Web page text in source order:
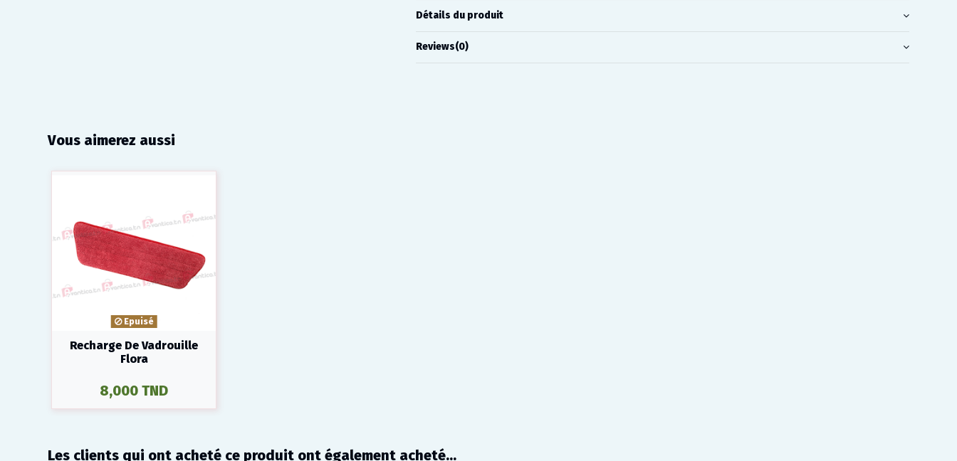
Détails du produit
Reviews(0)
Vous aimerez aussi
Epuisé
Recharge De Vadrouille
Flora
8,000 TND
Les clients qui ont acheté ce produit ont également acheté...